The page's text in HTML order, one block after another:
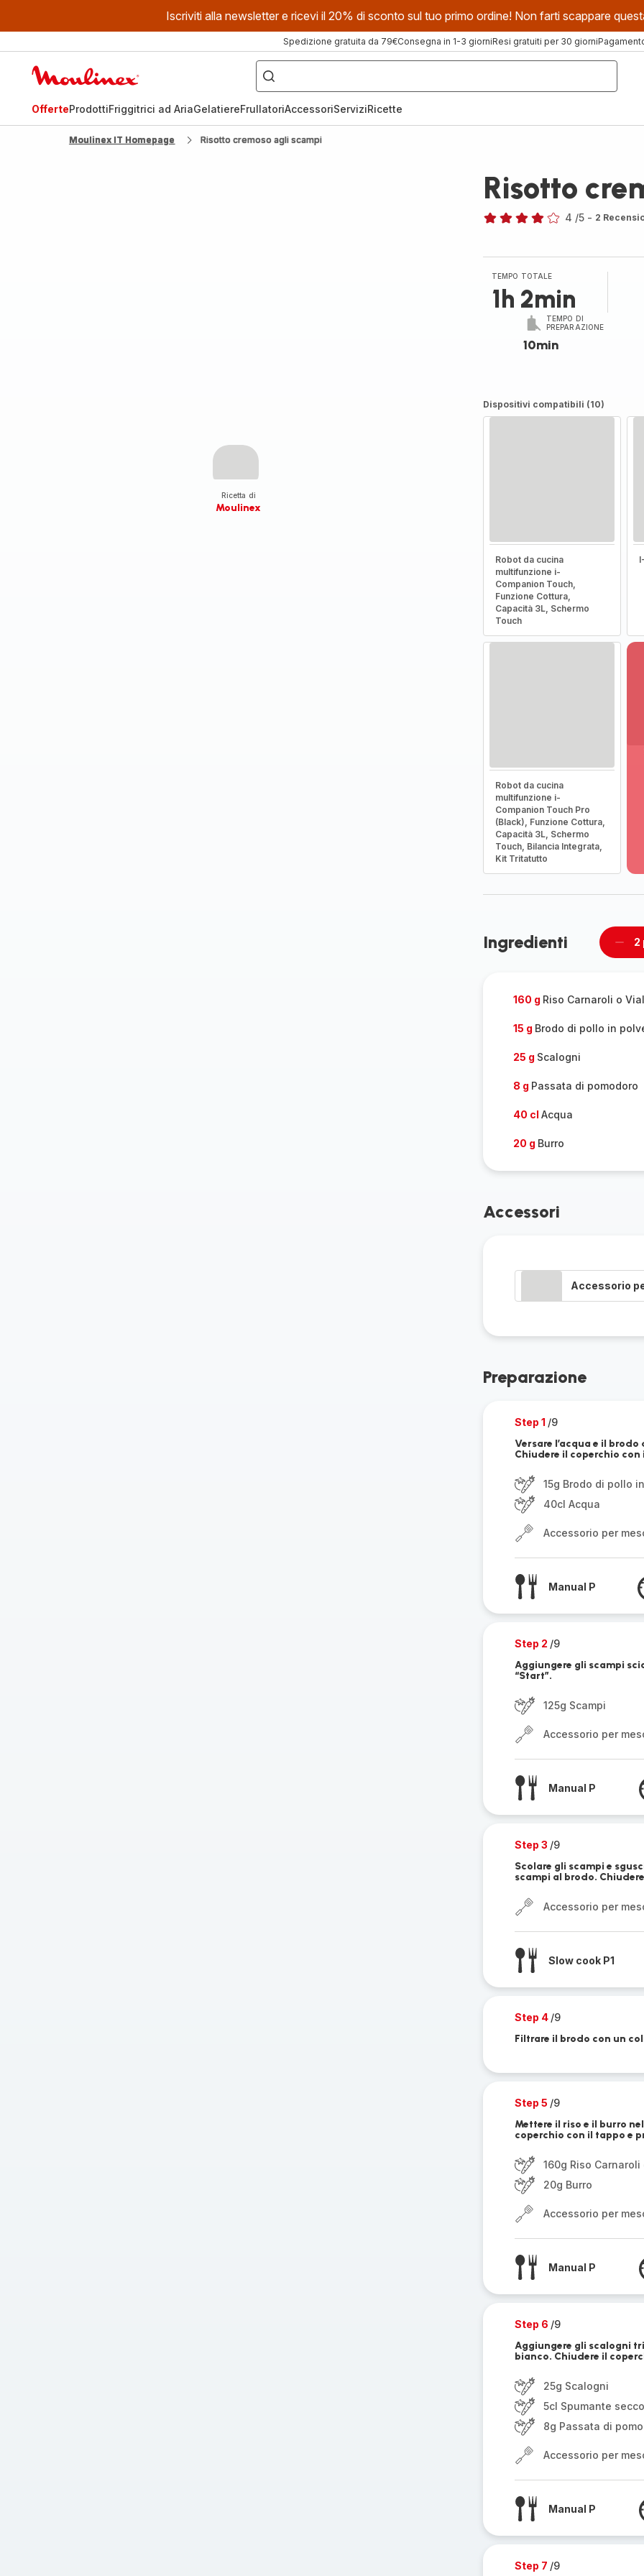
Iscriviti alla newsletter e ricevi il 20% di sconto sul tuo primo ordine! Non farti scappare
Spedizione gratuita da 79€Consegna in 1-3 giorniResi gratuiti per 30 giorni
Cosa
stai
cercando?
OfferteProdottiFriggitrici ad AriaGelatiereFrullatoriAccessoriServiziRicette
Moulinex IT Homepage Risotto cremoso agli scampi
Ricetta di
Moulinex
Risotto
quattro
stelle
(media)
4 /5 - 2
TEMPO TOTALE
1h 2min
TEMPO DI
PREPARAZIONE
10min
Dispositivi compatibili (10)
Robot da cucina
multifunzione i-
Companion Touch,
Funzione Cottura,
Capacità 3L, Schermo
Touch
Robot da cucina
multifunzione i-
Companion Touch Pro
(Black), Funzione Cottura,
Capacità 3L, Schermo
Touch, Bilancia Integrata,
Kit Tritatutto
-
Ingredienti 2
160 g Riso Carnaroli o
15 g Brodo di pollo in
25 g Scalogni
8 g Passata di pomodoro
40 cl Acqua
20 g Burro
Accessori
Accessorio
Preparazione
Step 1 /9
Versare l’acqua e il
Chiudere il coperchio con
15g Brodo di pollo
40cl Acqua
Accessorio per
Manual P
Step 2 /9
Aggiungere gli scampi
“Start”.
125g Scampi
Accessorio per
Manual P
Step 3 /9
Scolare gli scampi e
scampi al brodo.
Accessorio per
Slow cook P1
Step 4 /9
Filtrare il brodo con un
Step 5 /9
Mettere il riso e il burro
coperchio con il tappo e
160g Riso
20g Burro
Accessorio per
Manual P
Step 6 /9
Aggiungere gli scalogni
bianco. Chiudere il
25g Scalogni
5cl Spumante
8g Passata di
Accessorio per
Manual P
Step 7 /9